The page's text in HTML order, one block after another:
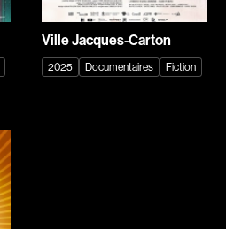
Chabot Catherine
Champagne Monique
Charbonneau Mélanie
Ville Jacques-Carton
2025 Documentaires Fiction